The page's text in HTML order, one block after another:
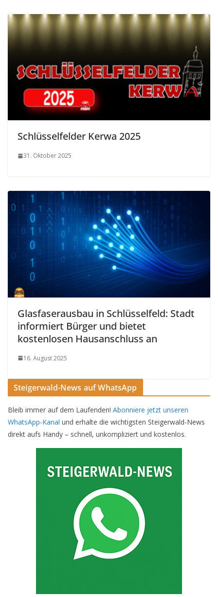
Schlüsselfelder Kerwa 2025
31. Oktober 2025
Glasfaserausbau in Schlüsselfeld: Stadt
informiert Bürger und bietet
kostenlosen Hausanschluss an
16. August 2025
Steigerwald-News auf WhatsApp
Bleib immer auf dem Laufenden! Abonniere jetzt unseren
WhatsApp-Kanal und erhalte die wichtigsten Steigerwald-News
direkt aufs Handy – schnell, unkompliziert und kostenlos.